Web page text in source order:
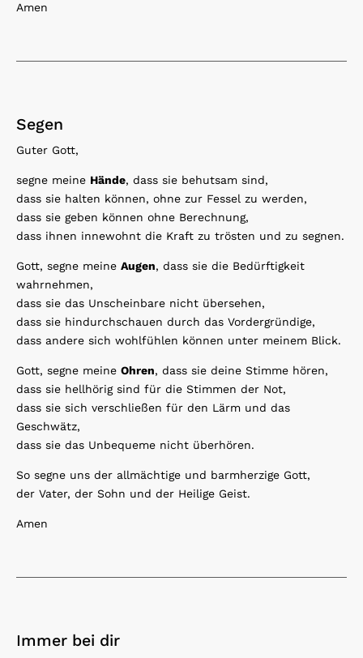
Amen
Segen
Guter Gott,
segne meine Hände, dass sie behutsam sind,
dass sie halten können, ohne zur Fessel zu werden,
dass sie geben können ohne Berechnung,
dass ihnen innewohnt die Kraft zu trösten und zu segnen.
Gott, segne meine Augen, dass sie die Bedürftigkeit
wahrnehmen,
dass sie das Unscheinbare nicht übersehen,
dass sie hindurchschauen durch das Vordergründige,
dass andere sich wohlfühlen können unter meinem Blick.
Gott, segne meine Ohren, dass sie deine Stimme hören,
dass sie hellhörig sind für die Stimmen der Not,
dass sie sich verschließen für den Lärm und das
Geschwätz,
dass sie das Unbequeme nicht überhören.
So segne uns der allmächtige und barmherzige Gott,
der Vater, der Sohn und der Heilige Geist.
Amen
Immer bei dir